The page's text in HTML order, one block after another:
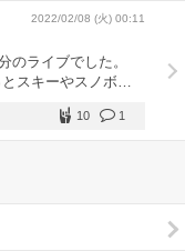
2022/02/08 (火) 00:11
のライブでした。
スキーやスノボし
。すこ
and Reasonsから
そして、雨に消えた
思う。 もう少し幸
1
10